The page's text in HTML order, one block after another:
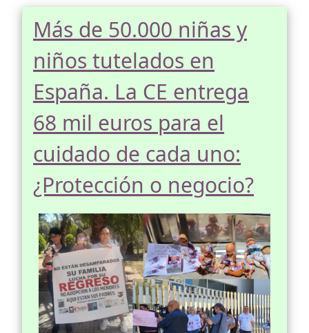
Más de 50.000 niñas y
niños tutelados en
España. La CE entrega
68 mil euros para el
cuidado de cada uno:
¿Protección o negocio?